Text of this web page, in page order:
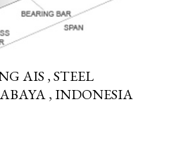
AIS , STEEL
, INDONESIA